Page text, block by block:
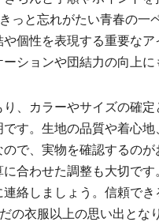
っと忘れがたい青春の一
個性を表現する重要な
ションや団結力の向上に
、カラーやサイズの確
す。生地の品質や着心
で、実物を確認するの
合わせた調整も大切で
絡しましょう。信頼で
の衣服以上の思い出とな